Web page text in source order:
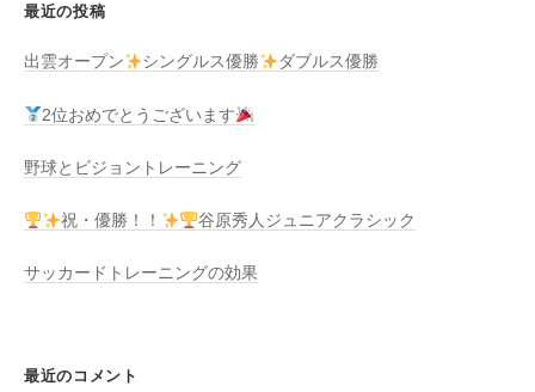
最近の投稿
出雲オープン シングルス優勝 ダブルス優勝
2位おめでとうございます
野球とビジョントレーニング
祝・優勝！！ 谷原秀人ジュニアクラシック
サッカードトレーニングの効果
最近のコメント